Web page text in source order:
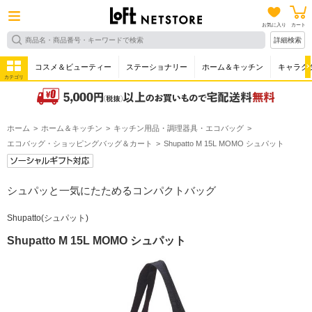
お気に入り カート
詳細検索
カテゴリ
コスメ＆ビューティー ステーショナリー ホーム＆キッチン キャラク
ホーム ホーム＆キッチン
キッチン用品・調理器具・エコバッグ
エコバッグ・ショッピングバッグ＆カート
Shupatto M 15L MOMO シュパット
シュパッと一気にたためるコンパクトバッグ
Shupatto(シュパット)
Shupatto M 15L MOMO シュパット